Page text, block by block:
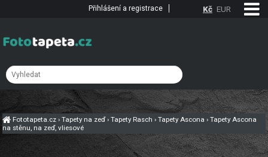
Fototapeta.cz›Tapety na zeď›Tapety Rasch ›Tapety Ascona ›Tapety Ascona
na stěnu, na zeď, vliesové
Kč EUR
Přihlášení a registrace